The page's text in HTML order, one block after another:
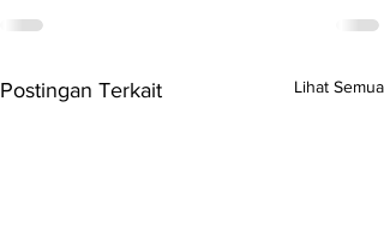
Postingan Terkait Lihat Semua